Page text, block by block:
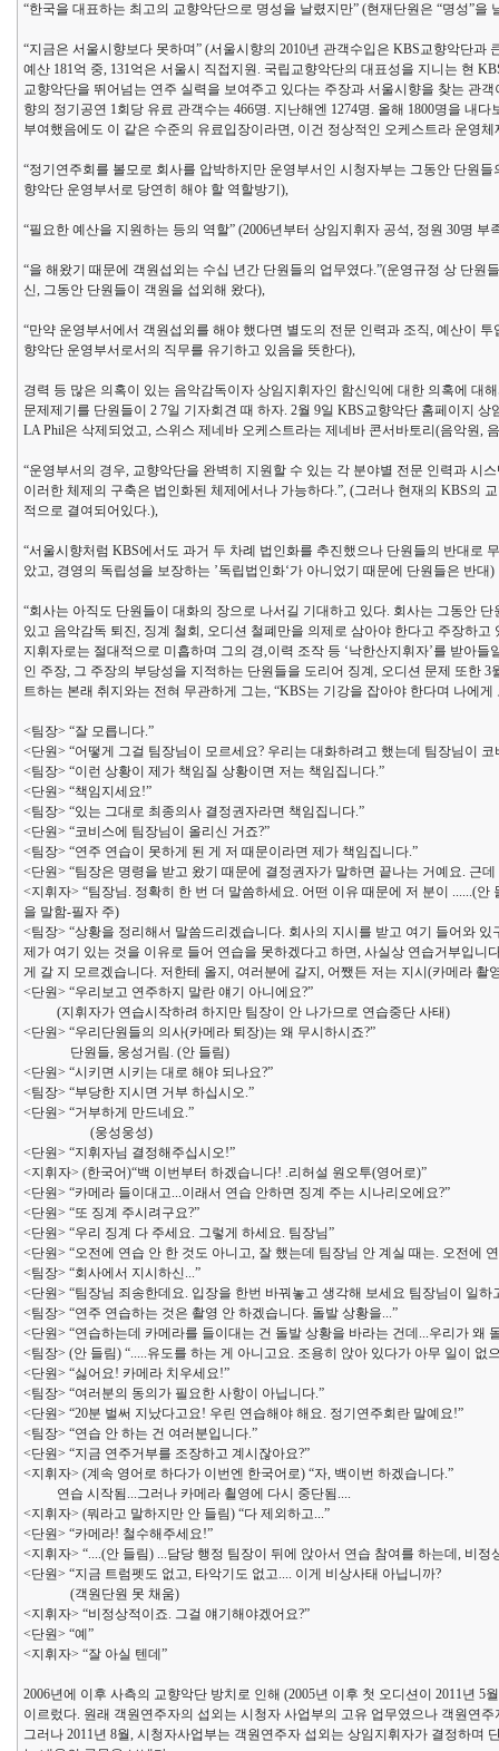
“한국을 대표하는 최고의 교향악단으로 명성을 날렸지만” (현재단원은 “명성”을
“지금은 서울시향보다 못하며” (서울시향의 2010년 관객수입은 KBS교향악단
예산 181억 중, 131억은 서울시 직접지원. 국립교향악단의 대표성을 지니는 현
교향악단을 뛰어넘는 연주 실력을 보여주고 있다는 주장과 서울시향을 찾는 관
향의 정기공연 1회당 유료 관객수는 466명. 지난해엔 1274명. 올해 1800명을 내
부여했음에도 이 같은 수준의 유료입장이라면, 이건 정상적인 오케스트라 운영체
“정기연주회를 볼모로 회사를 압박하지만 운영부서인 시청자부는 그동안 단원
향악단 운영부서로 당연히 해야 할 역할방기),
“필요한 예산을 지원하는 등의 역할” (2006년부터 상임지휘자 공석, 정원 30명
“을 해왔기 때문에 객원섭외는 수십 년간 단원들의 업무였다.”(운영규정 상 단
신, 그동안 단원들이 객원을 섭외해 왔다),
“만약 운영부서에서 객원섭외를 해야 했다면 별도의 전문 인력과 조직, 예산이
향악단 운영부서로서의 직무를 유기하고 있음을 뜻한다),
경력 등 많은 의혹이 있는 음악감독이자 상임지휘자인 함신익에 대한 의혹에 대
문제제기를 단원들이 2 7일 기자회견 때 하자. 2월 9일 KBS교향악단 홈페이지
LA Phil은 삭제되었고, 스위스 제네바 오케스트라는 제네바 콘서바토리(음악원,
“운영부서의 경우, 교향악단을 완벽히 지원할 수 있는 각 분야별 전문 인력과 시
이러한 체제의 구축은 법인화된 체제에서나 가능하다.”, (그러나 현재의 KBS의
적으로 결여되어있다.),
“서울시향처럼 KBS에서도 과거 두 차례 법인화를 추진했으나 단원들의 반대로
았고, 경영의 독립성을 보장하는 ’독립법인화‘가 아니었기 때문에 단원들은 반대)
“회사는 아직도 단원들이 대화의 장으로 나서길 기대하고 있다. 회사는 그동안
있고 음악감독 퇴진, 징계 철회, 오디션 철폐만을 의제로 삼아야 한다고 주장하
지휘자로는 절대적으로 미흡하며 그의 경,이력 조작 등 ‘낙한산지휘자’를 받아
인 주장, 그 주장의 부당성을 지적하는 단원들을 도리어 징계, 오디션 문제 또한
트하는 본래 취지와는 전혀 무관하게 그는, “KBS는 기강을 잡아야 한다며 나에
<팀장> “잘 모릅니다.”
<단원> “어떻게 그걸 팀장님이 모르세요? 우리는 대화하려고 했는데 팀장님이
<팀장> “이런 상황이 제가 책임질 상황이면 저는 책임집니다.”
<단원> “책임지세요!”
<팀장> “있는 그대로 최종의사 결정권자라면 책임집니다.”
<단원> “코비스에 팀장님이 올리신 거죠?”
<팀장> “연주 연습이 못하게 된 게 저 때문이라면 제가 책임집니다.”
<단원> “팀장은 명령을 받고 왔기 때문에 결정권자가 말하면 끝나는 거예요. 근
<지휘자> “팀장님. 정확히 한 번 더 말씀하세요. 어떤 이유 때문에 저 분이 ......(
을 말함-필자 주)
<팀장> “상황을 정리해서 말씀드리겠습니다. 회사의 지시를 받고 여기 들어와
제가 여기 있는 것을 이유로 들어 연습을 못하겠다고 하면, 사실상 연습거부입
게 갈 지 모르겠습니다. 저한테 올지, 여러분에 갈지, 어쨌든 저는 지시(카메라
<단원> “우리보고 연주하지 말란 얘기 아니에요?”
(지휘자가 연습시작하려 하지만 팀장이 안 나가므로 연습중단 사태)
<단원> “우리단원들의 의사(카메라 퇴장)는 왜 무시하시죠?”
단원들, 웅성거림. (안 들림)
<단원> “시키면 시키는 대로 해야 되나요?”
<팀장> “부당한 지시면 거부 하십시오.”
<단원> “거부하게 만드네요.”
(웅성웅성)
<단원> “지휘자님 결정해주십시오!”
<지휘자> (한국어)“백 이번부터 하겠습니다! .리허설 원오투(영어로)”
<단원> “카메라 들이대고...이래서 연습 안하면 징계 주는 시나리오에요?”
<단원> “또 징계 주시려구요?”
<단원> “우리 징계 다 주세요. 그렇게 하세요. 팀장님”
<단원> “오전에 연습 안 한 것도 아니고, 잘 했는데 팀장님 안 계실 때는. 오전에
<팀장> “회사에서 지시하신...”
<단원> “팀장님 죄송한데요. 입장을 한번 바꿔놓고 생각해 보세요 팀장님이 일
<팀장> “연주 연습하는 것은 촬영 안 하겠습니다. 돌발 상황을...”
<단원> “연습하는데 카메라를 들이대는 건 돌발 상황을 바라는 건데...우리가 왜
<팀장> (안 들림) “.....유도를 하는 게 아니고요. 조용히 앉아 있다가 아무 일이 없
<단원> “싫어요! 카메라 치우세요!”
<팀장> “여러분의 동의가 필요한 사항이 아닙니다.”
<단원> “20분 벌써 지났다고요! 우린 연습해야 해요. 정기연주회란 말예요!”
<팀장> “연습 안 하는 건 여러분입니다.”
<단원> “지금 연주거부를 조장하고 계시잖아요?”
<지휘자> (계속 영어로 하다가 이번엔 한국어로) “자, 백이번 하겠습니다.”
연습 시작됨...그러나 카메라 쵤영에 다시 중단됨....
<지휘자> (뭐라고 말하지만 안 들림) “다 제외하고...”
<단원> “카메라! 철수해주세요!”
<지휘자> “....(안 들림) ...담당 행정 팀장이 뒤에 앉아서 연습 참여를 하는데, 비
<단원> “지금 트럼펫도 없고, 타악기도 없고.... 이게 비상사태 아닙니까?
(객원단원 못 채움)
<지휘자> “비정상적이죠. 그걸 얘기해야겠어요?”
<단원> “예”
<지휘자> “잘 아실 텐데”
2006년에 이후 사측의 교향악단 방치로 인해 (2005년 이후 첫 오디션이 2011년
이르렀다. 원래 객원연주자의 섭외는 시청자 사업부의 고유 업무였으나 객원연
그러나 2011년 8월, 시청자사업부는 객원연주자 섭외는 상임지휘자가 결정하